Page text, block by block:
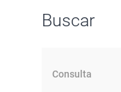
Buscar
Consulta